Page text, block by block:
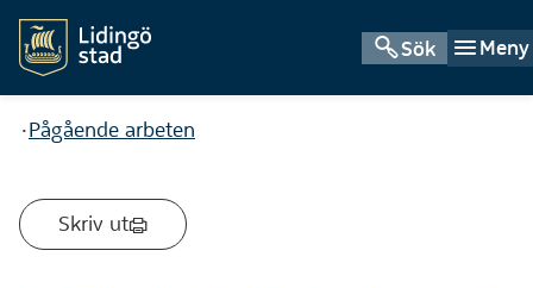
Sök Meny
Du är här:
Pågående arbeten
Skriv ut